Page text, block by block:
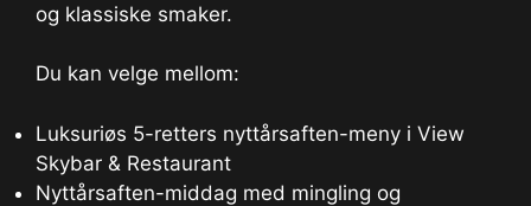
og klassiske smaker.
Du kan velge mellom:
Luksuriøs 5-retters nyttårsaften-meny i View
Skybar & Restaurant
Nyttårsaften-middag med mingling og